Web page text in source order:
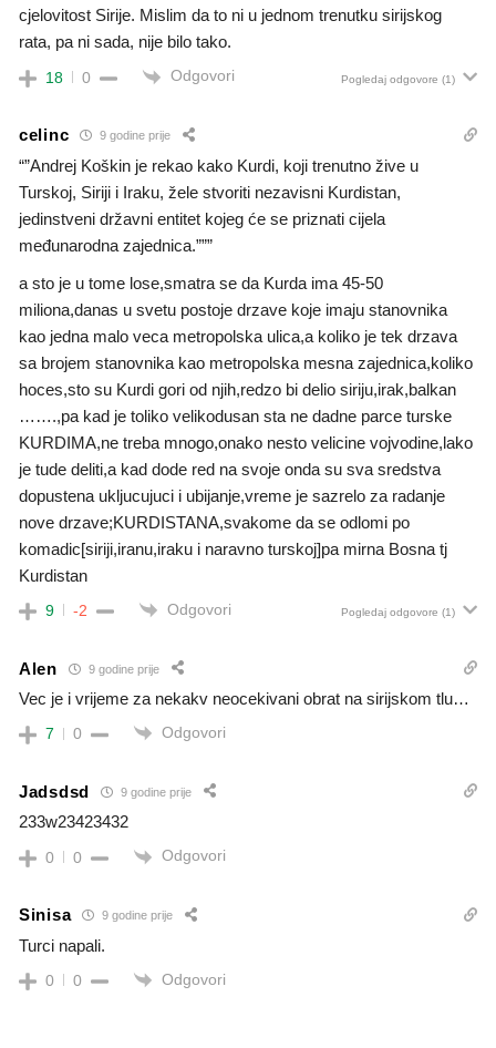
cjelovitost Sirije. Mislim da to ni u jednom trenutku sirijskog
rata, pa ni sada, nije bilo tako.
18 0 Odgovori Pogledaj odgovore (1)
celinc 9 godine prije
“”Andrej Koškin je rekao kako Kurdi, koji trenutno žive u
Turskoj, Siriji i Iraku, žele stvoriti nezavisni Kurdistan,
jedinstveni državni entitet kojeg će se priznati cijela
međunarodna zajednica.”””
a sto je u tome lose,smatra se da Kurda ima 45-50
miliona,danas u svetu postoje drzave koje imaju stanovnika
kao jedna malo veca metropolska ulica,a koliko je tek drzava
sa brojem stanovnika kao metropolska mesna zajednica,koliko
hoces,sto su Kurdi gori od njih,redzo bi delio siriju,irak,balkan
…….,pa kad je toliko velikodusan sta ne dadne parce turske
KURDIMA,ne treba mnogo,onako nesto velicine vojvodine,lako
je tude deliti,a kad dode red na svoje onda su sva sredstva
dopustena ukljucujuci i ubijanje,vreme je sazrelo za radanje
nove drzave;KURDISTANA,svakome da se odlomi po
komadic[siriji,iranu,iraku i naravno turskoj]pa mirna Bosna tj
Kurdistan
9 -2 Odgovori Pogledaj odgovore (1)
Alen 9 godine prije
Vec je i vrijeme za nekakv neocekivani obrat na sirijskom tlu…
7 0 Odgovori
Jadsdsd 9 godine prije
233w23423432
0 0 Odgovori
Sinisa 9 godine prije
Turci napali.
0 0 Odgovori